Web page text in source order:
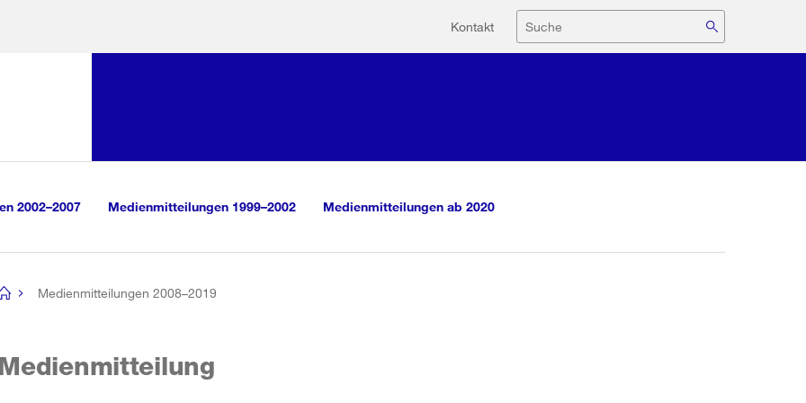
Hilfsnavigation
Kontakt Suche
2002–2007 Medienmitteilungen 1999–2002 Medienmitteilungen ab 2020
Medienmitteilungen 2008–2019